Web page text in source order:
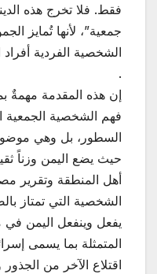
فقط. فلا تخرج هذه
جمعية”، لأنها تُمايز
الشخصية الفردية أفراد
.
إن هذه المقدمة مهمةٌ
فهم الشخصية الجمعية
السطور، بل وهي موضوع
حيث يضع اليمن وزناً
أهل المنطقة وتقرير
الشخصية التي تمتاز
يفعل وينفعل اليمن في
المتمثلة بما يسمى
اقتلاع الآخر من